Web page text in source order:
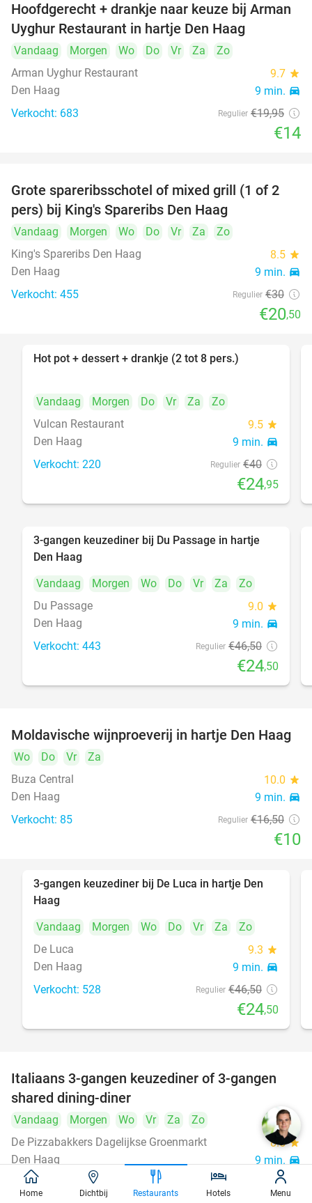
30%
Hoofdgerecht + drankje naar keuze bij Arman
Uyghur Restaurant in hartje Den Haag
Vandaag Morgen Wo Do Vr Za
Zo
Arman Uyghur Restaurant
9.7 star
Den Haag 9 min. directions_car
Verkocht: 683 Regulier €19,95
€14
32%
Grote spareribsschotel of mixed grill (1 of 2
pers) bij King's Spareribs Den Haag
Vandaag Morgen Wo Do Vr Za
Zo
King's Spareribs Den Haag
8.5 star
Den Haag 9 min. directions_car
Verkocht: 455 Regulier €30
€20,50
Hot pot + dessert + drankje (2 tot 8 pers.)
Vandaag Morgen Do Vr Za
Zo
Vulcan Restaurant
9.5 star
Den Haag 9 min. directions_car
Verkocht: 220 Regulier €40
€24,95
47%
3-gangen keuzediner bij Du Passage in hartje
Den Haag
Vandaag
Morgen Wo Do Vr Za
Zo
Du Passage
9.0 star
Den Haag 9 min. directions_car
Verkocht: 443 Regulier €46,50
€24,50
39%
Moldavische wijnproeverij in hartje Den Haag
Wo Do Vr
Za
Buza Central
10.0 star
Den Haag 9 min. directions_car
Verkocht: 85 Regulier €16,50
€10
47%
3-gangen keuzediner bij De Luca in hartje Den
Haag
Vandaag
Morgen Wo Do Vr Za
Zo
De Luca
9.3 star
Den Haag 9 min. directions_car
Verkocht: 528 Regulier €46,50
€24,50
50%
Italiaans 3-gangen keuzediner of 3-gangen
shared dining-diner
Vandaag Morgen Wo Vr Za
Zo
De Pizzabakkers Dagelijkse Groenmarkt
8.5star
Den Haag 9 min. directions_car
Verkocht: 760 Regulier ,95
Home Dichtbij Restaurants Hotels Menu